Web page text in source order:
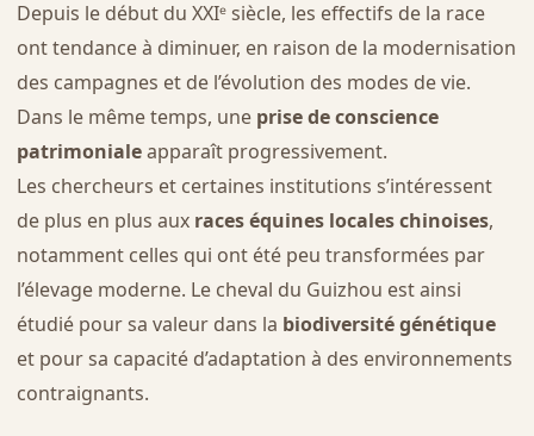
Depuis le début du XXIᵉ siècle, les effectifs de la race
ont tendance à diminuer, en raison de la modernisation
des campagnes et de l’évolution des modes de vie.
Dans le même temps, une prise de conscience
patrimonialeapparaît progressivement.
Les chercheurs et certaines institutions s’intéressent
de plus en plus aux races équines locales chinoises,
notamment celles qui ont été peu transformées par
l’élevage moderne. Le cheval du Guizhou est ainsi
étudié pour sa valeur dans la biodiversité génétique
et pour sa capacité d’adaptation à des environnements
contraignants.